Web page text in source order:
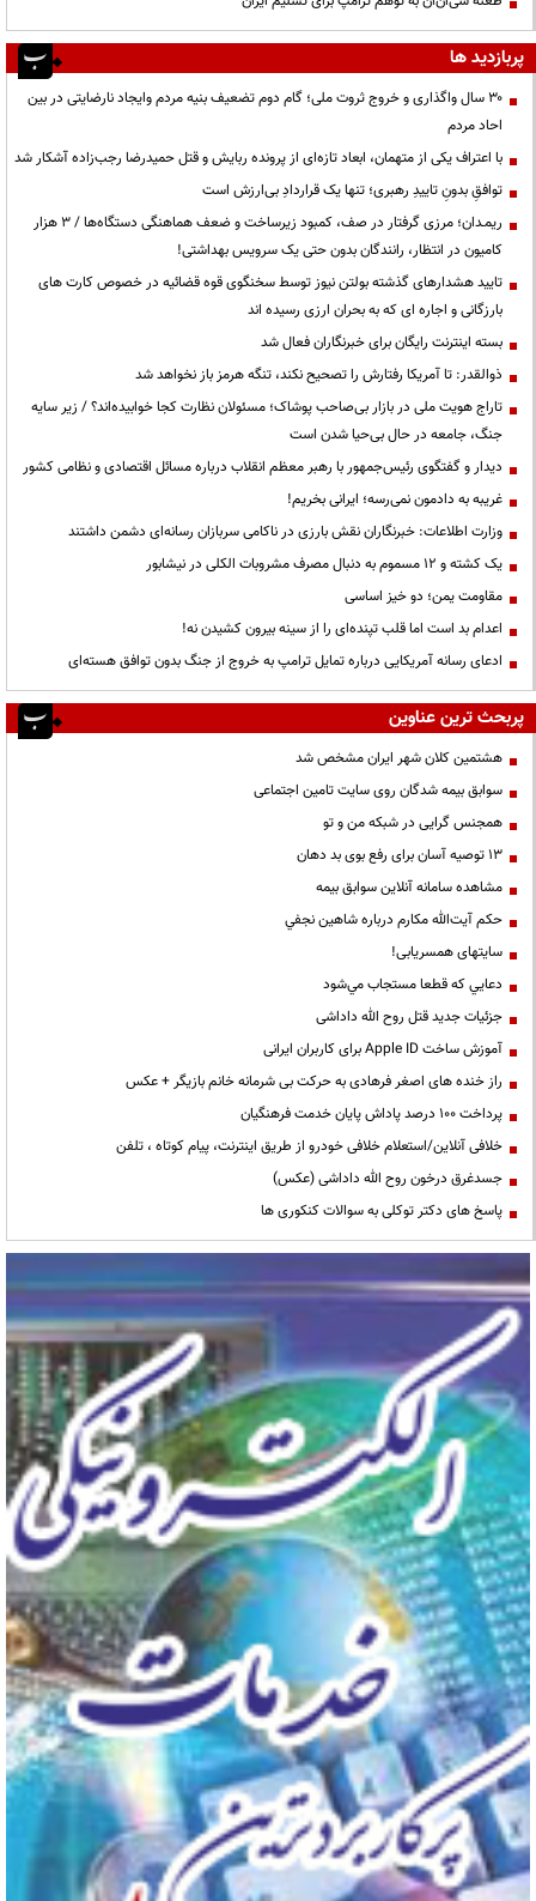
پربازدید ها
۳۰ سال واگذاری و خروج ثروت ملی؛ گام دوم تضعیف بنیه مردم وایجاد نارضایتی در بین
احاد مردم
با اعتراف یکی از متهمان، ابعاد تازه‌ای از پرونده ربایش و قتل حمیدرضا رجب‌زاده آشکار شد
توافقِ بدونِ تاییدِ رهبری؛ تنها یک قراردادِ بی‌ارزش است
ریمـدان؛ مرزی گرفتار در صف، کمبود زیرساخت و ضعف هماهنگی دستگاه‌ها / ۳ هزار
کامیون در انتظار، رانندگان بدون حتی یک سرویس بهداشتی!
تایید هشدارهای گذشته بولتن نیوز توسط سخنگوی قوه قضائیه در خصوص کارت های
بارزگانی و اجاره ای که به بحران ارزی رسیده اند
بسته اینترنت رایگان برای خبرنگاران فعال شد
ذوالقدر: تا آمریکا رفتارش را تصحیح نکند، تنگه هرمز باز نخواهد شد
تاراج هویت ملی در بازار بی‌صاحب پوشاک؛ مسئولان نظارت کجا خوابیده‌اند؟ / زیر سایه
جنگ، جامعه در حال بی‌حیا شدن است
دیدار و گفتگوی رئیس‌جمهور با رهبر معظم انقلاب درباره مسائل اقتصادی و نظامی کشور
غریبه به دادمون نمی‌رسه؛ ایرانی بخریم!
وزارت اطلاعات: خبرنگاران نقش بارزی در ناکامی سربازان رسانه‌ای دشمن داشتند
یک کشته و ۱۲ مسموم به دنبال مصرف مشروبات الکلی در نیشابور
مقاومت یمن؛ دو خیز اساسی
اعدام بد است اما قلب تپنده‌ای را از سینه بیرون کشیدن نه!
ادعای رسانه آمریکایی درباره تمایل ترامپ به خروج از جنگ بدون توافق هسته‌ای
پربحث ترین عناوین
هشتمین کلان شهر ایران مشخص شد
سوابق بیمه شدگان روی سایت تامین اجتماعی
همجنس گرایی در شبکه من و تو
13 توصیه آسان برای رفع بوی بد دهان
مشاهده سامانه آنلاين سوابق بیمه
حكم آيت‌الله مكارم درباره شاهين نجفي
سایتهای همسریابی!
دعايي كه قطعا مستجاب مي‌شود
جزئیات جدید قتل روح الله داداشی
آموزش ساخت Apple ID برای کاربران ایرانی
راز خنده های اصغر فرهادی به حرکت بی شرمانه خانم بازیگر + عکس
پرداخت ۱۰۰ درصد پاداش پایان خدمت فرهنگیان
خلافی آنلاین/استعلام خلافی خودرو از طریق اینترنت، پیام کوتاه ، تلفن
جسدغرق درخون روح الله داداشی (عکس)
پاسخ های دکتر توکلی به سوالات کنکوری ها